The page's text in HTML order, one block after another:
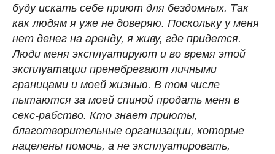
буду искать себе приют для бездомных. Так
как людям я уже не доверяю. Поскольку у меня
нет денег на аренду, я живу, где придется.
Люди меня эксплуатируют и во время этой
эксплуатации пренебрегают личными
границами и моей жизнью. В том числе
пытаются за моей спиной продать меня в
секс-рабство. Кто знает приюты,
благотворительные организации, которые
нацелены помочь, а не эксплуатировать,